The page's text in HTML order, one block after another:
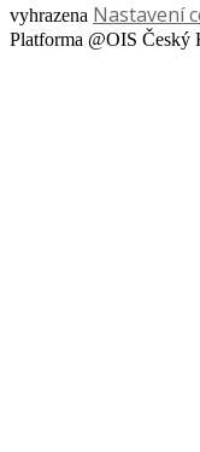
vyhrazena Nastavení
Platforma @OIS Český